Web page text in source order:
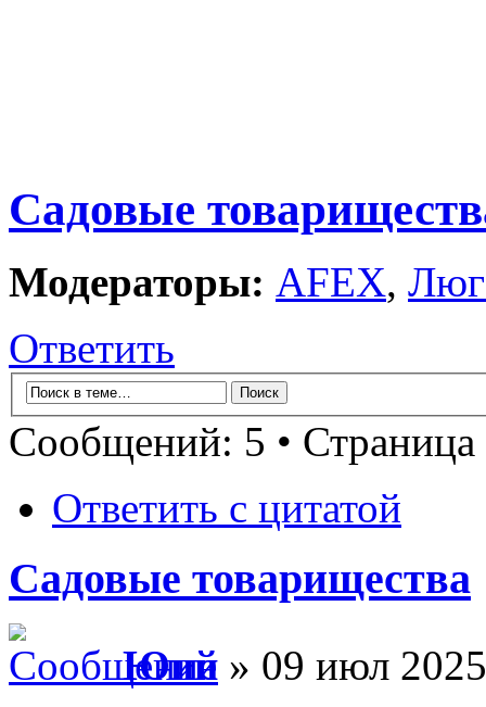
Садовые
Модераторы: AFEX,
Ответить
Сообщений: 5 • Страница
Ответить с цитатой
Садовые товарищества
Юий » 09 июл